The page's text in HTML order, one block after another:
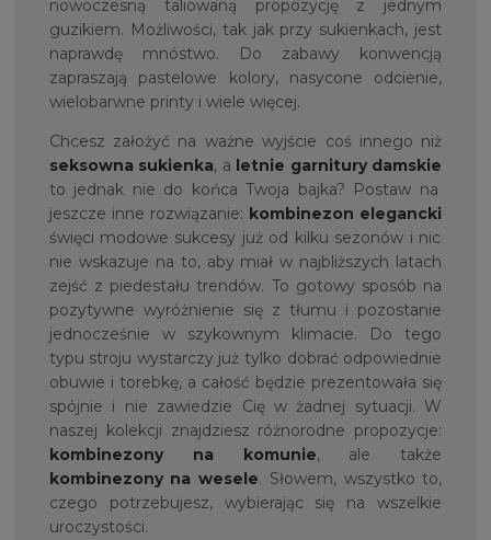
nowoczesną taliowaną propozycję z jednym
guzikiem. Możliwości, tak jak przy sukienkach, jest
naprawdę mnóstwo. Do zabawy konwencją
zapraszają pastelowe kolory, nasycone odcienie,
wielobarwne printy i wiele więcej.
Chcesz założyć na ważne wyjście coś innego niż
seksowna sukienka, a letnie garnitury damskie
to jednak nie do końca Twoja bajka? Postaw na
jeszcze inne rozwiązanie: kombinezon elegancki
święci modowe sukcesy już od kilku sezonów i nic
nie wskazuje na to, aby miał w najbliższych latach
zejść z piedestału trendów. To gotowy sposób na
pozytywne wyróżnienie się z tłumu i pozostanie
jednocześnie w szykownym klimacie. Do tego
typu stroju wystarczy już tylko dobrać odpowiednie
obuwie i torebkę, a całość będzie prezentowała się
spójnie i nie zawiedzie Cię w żadnej sytuacji. W
naszej kolekcji znajdziesz różnorodne propozycje:
kombinezony na komunie, ale także
kombinezony na wesele. Słowem, wszystko to,
czego potrzebujesz, wybierając się na wszelkie
uroczystości.